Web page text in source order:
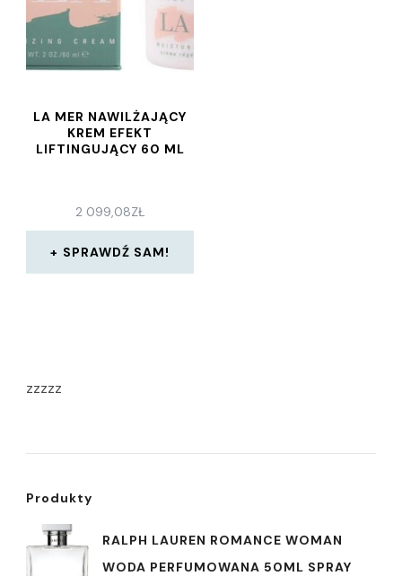
LA MER NAWILŻAJĄCY
KREM EFEKT
LIFTINGUJĄCY 60 ML
2 099,08ZŁ
SPRAWDŹ SAM!
zzzzz
Produkty
RALPH LAUREN ROMANCE WOMAN
WODA PERFUMOWANA 50ML SPRAY